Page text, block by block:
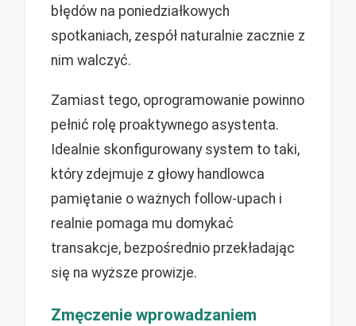
błędów na poniedziałkowych
spotkaniach, zespół naturalnie zacznie z
nim walczyć.
Zamiast tego, oprogramowanie powinno
pełnić rolę proaktywnego asystenta.
Idealnie skonfigurowany system to taki,
który zdejmuje z głowy handlowca
pamiętanie o ważnych follow-upach i
realnie pomaga mu domykać
transakcje, bezpośrednio przekładając
się na wyższe prowizje.
Zmęczenie wprowadzaniem